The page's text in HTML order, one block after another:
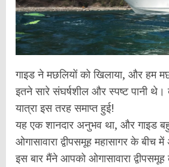
गाइड ने मछलियों को खिलाया, और हम
इतने सारे संघर्षशील और स्पष्ट पानी
यात्रा इस तरह समाप्त हुई!
यह एक शानदार अनुभव था, और गाइड
ओगासावारा द्वीपसमूह महासागर के
इस बार मैंने आपको ओगासावारा